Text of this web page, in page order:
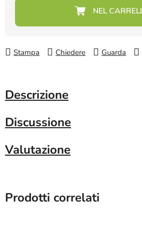
Prezzo della misura:
Stampa Chiedere Guarda
Descrizione
Discussione
Valutazione
Prodotti correlati